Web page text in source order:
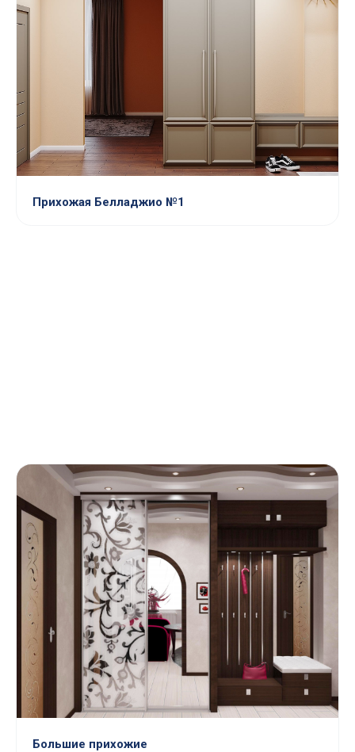
Прихожая Белладжио №1
Большие прихожие